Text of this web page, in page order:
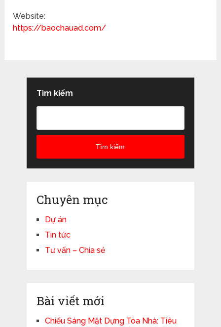
Website:
https://baochauad.com/
Tìm kiếm
Tìm kiếm
Chuyên mục
Dự án
Tin tức
Tư vấn – Chia sẻ
Bài viết mới
Chiếu Sáng Mặt Dựng Tòa Nhà: Tiêu